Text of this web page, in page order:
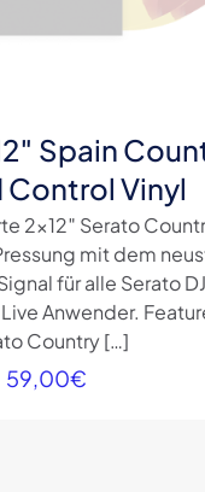
Spain
Vinyl
2×12″ Serato
mit dem
für alle Serato
Anwender.
Country[…]
59,00€